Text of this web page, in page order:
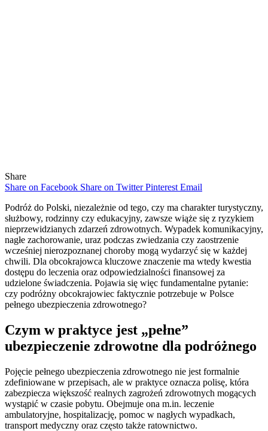
Share
Share on Facebook Share on Twitter Pinterest Email
Podróż do Polski, niezależnie od tego, czy ma charakter turystyczny,
służbowy, rodzinny czy edukacyjny, zawsze wiąże się z ryzykiem
nieprzewidzianych zdarzeń zdrowotnych. Wypadek komunikacyjny,
nagłe zachorowanie, uraz podczas zwiedzania czy zaostrzenie
wcześniej nierozpoznanej choroby mogą wydarzyć się w każdej
chwili. Dla obcokrajowca kluczowe znaczenie ma wtedy kwestia
dostępu do leczenia oraz odpowiedzialności finansowej za
udzielone świadczenia. Pojawia się więc fundamentalne pytanie:
czy podróżny obcokrajowiec faktycznie potrzebuje w Polsce
pełnego ubezpieczenia zdrowotnego?
Czym w praktyce jest „pełne”
ubezpieczenie zdrowotne dla podróżnego
Pojęcie pełnego ubezpieczenia zdrowotnego nie jest formalnie
zdefiniowane w przepisach, ale w praktyce oznacza polisę, która
zabezpiecza większość realnych zagrożeń zdrowotnych mogących
wystąpić w czasie pobytu. Obejmuje ona m.in. leczenie
ambulatoryjne, hospitalizację, pomoc w nagłych wypadkach,
transport medyczny oraz często także ratownictwo.